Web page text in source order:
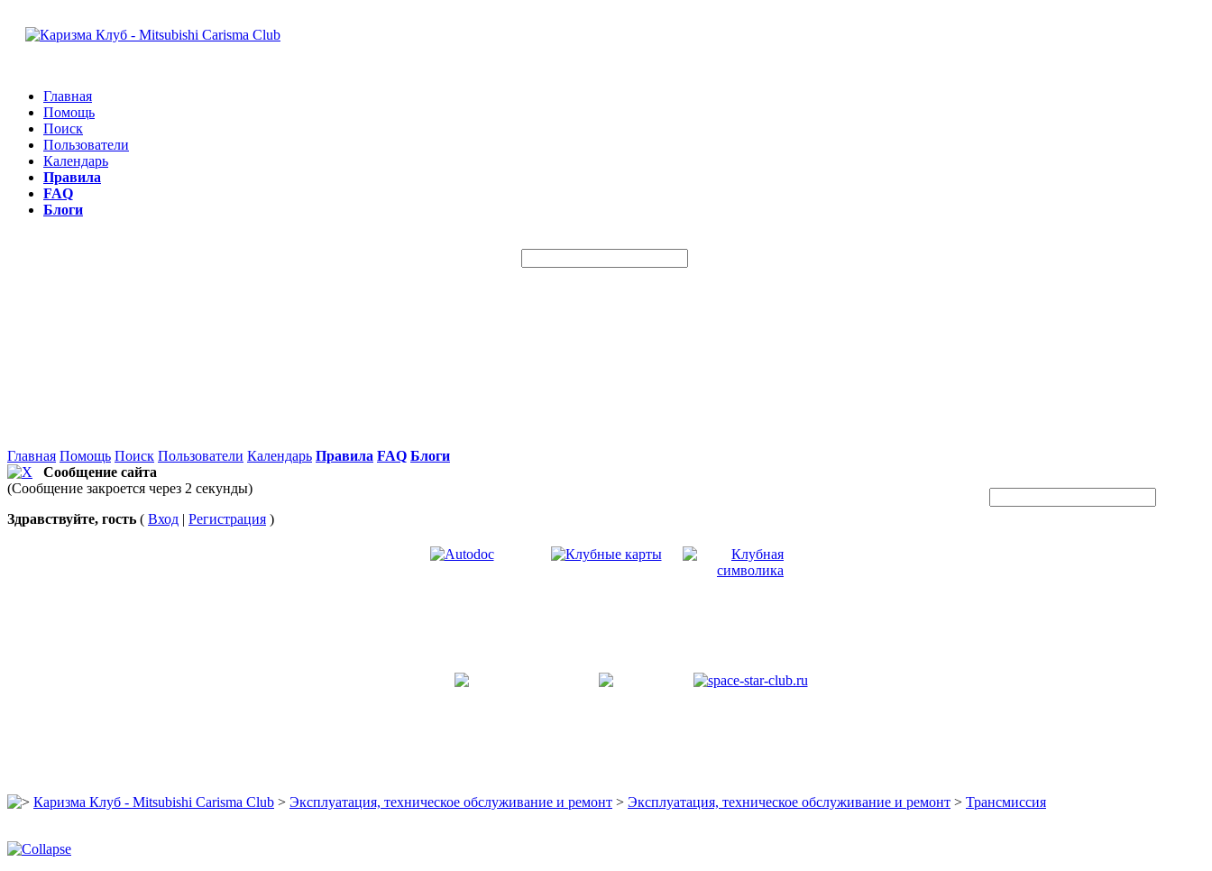
Главная
Помощь
Поиск
Пользователи
Календарь
Правила
FAQ
Блоги
Главная Помощь Поиск Пользователи Календарь Правила FAQ Блоги
Сообщение сайта
(Сообщение закроется через 2 секунды)
Здравствуйте, гость ( Вход | Регистрация )
Каризма Клуб - Mitsubishi Carisma Club > Эксплуатация, техническое обслуживание и ремонт > Эксплуатация, техническое обслуживание и ремонт > Трансмиссия